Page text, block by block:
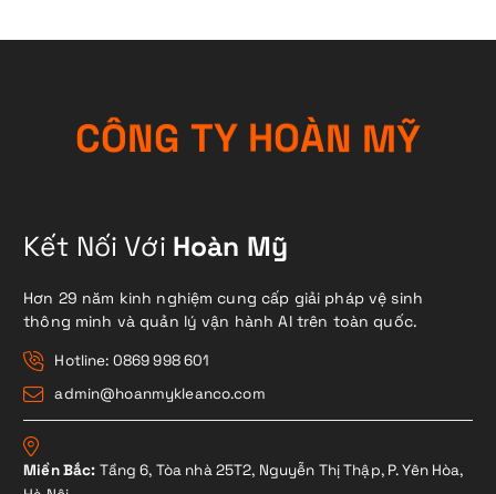
CÔNG TY HOÀN MỸ
Kết Nối Với Hoàn Mỹ
Hơn 29 năm kinh nghiệm cung cấp giải pháp vệ sinh
thông minh và quản lý vận hành AI trên toàn quốc.
Hotline: 0869 998 601
admin@hoanmykleanco.com
Miền Bắc: Tầng 6, Tòa nhà 25T2, Nguyễn Thị Thập, P. Yên Hòa,